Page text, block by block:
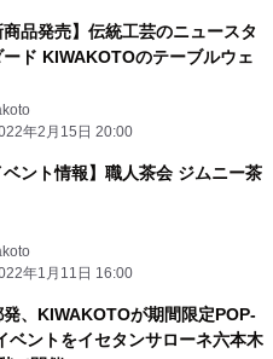
商品発売】伝統工芸のニュースタ
ード KIWAKOTOのテーブルウェ
年2月15日 20:00
ベント情報】職人茶会 ジムニー茶
年1月11日 16:00
発、KIWAKOTOが期間限定POP-
ベントをイセタンサローネ六本木